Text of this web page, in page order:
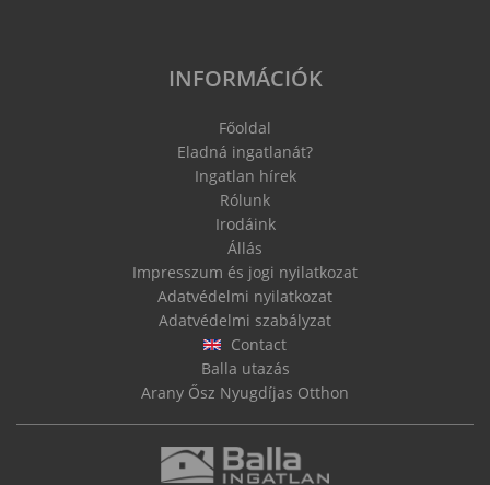
INFORMÁCIÓK
Főoldal
Eladná ingatlanát?
Ingatlan hírek
Rólunk
Irodáink
Állás
Impresszum és jogi nyilatkozat
Adatvédelmi nyilatkozat
Adatvédelmi szabályzat
Contact
Balla utazás
Arany Ősz Nyugdíjas Otthon